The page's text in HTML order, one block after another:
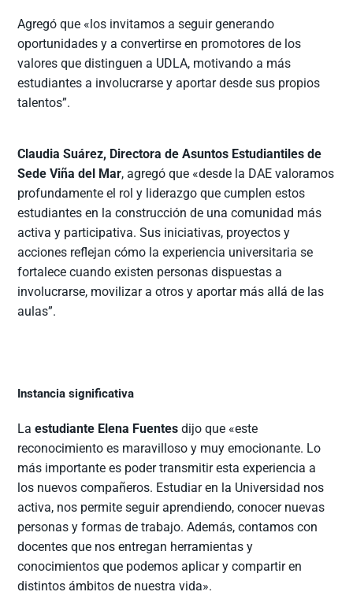
Agregó que «los invitamos a seguir generando
oportunidades y a convertirse en promotores de los
valores que distinguen a UDLA, motivando a más
estudiantes a involucrarse y aportar desde sus propios
talentos”.
Claudia Suárez, Directora de Asuntos Estudiantiles de
Sede Viña del Mar, agregó que «desde la DAE valoramos
profundamente el rol y liderazgo que cumplen estos
estudiantes en la construcción de una comunidad más
activa y participativa. Sus iniciativas, proyectos y
acciones reflejan cómo la experiencia universitaria se
fortalece cuando existen personas dispuestas a
involucrarse, movilizar a otros y aportar más allá de las
aulas”.
Instancia significativa
Laestudiante Elena Fuentes dijo que «este
reconocimiento es maravilloso y muy emocionante. Lo
más importante es poder transmitir esta experiencia a
los nuevos compañeros. Estudiar en la Universidad nos
activa, nos permite seguir aprendiendo, conocer nuevas
personas y formas de trabajo. Además, contamos con
docentes que nos entregan herramientas y
conocimientos que podemos aplicar y compartir en
distintos ámbitos de nuestra vida».